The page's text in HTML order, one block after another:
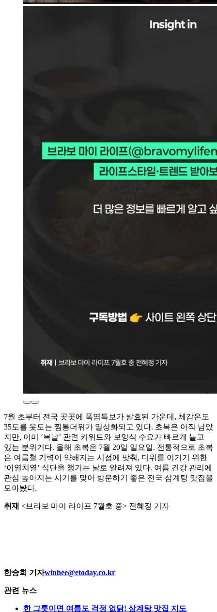
7월 초부터 전국 곳곳에 폭염특보가 발효된 가운데, 체감온도
35도를 웃도는 찜통더위가 일상화되고 있다. 초복은 아직 남았
지만, 이미 ‘복날’ 관련 키워드와 보양식 수요가 빠르게 늘고
있는 분위기다. 올해 초복은 7월 20일 일요일. 전통적으로 초복
은 여름철 기력이 약해지는 시점에 맞춰, 더위를 이기기 위한
‘이열치열’ 식단을 챙기는 날로 알려져 있다. 여름 건강 관리에
관심 높아지는 시기를 맞아 방문하기 좋은 전국 삼계탕 맛집을
모아봤다.
취재 <브라보 마이 라이프 7월호 중> 전혜정 기자
한승희 기자winhee@etoday.co.kr
관련 뉴스
한 그릇이면 여름도 걱정 없닭! 삼계탕 맛집 지도